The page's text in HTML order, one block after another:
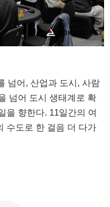
넘어, 산업과 도시, 사람
넘어 도시 생태계로 확
을 향한다. 11일간의 여
수도로 한 걸음 더 다가